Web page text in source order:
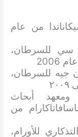
من عام
سي للسرطان،
جيه للسرطان،
أبحاث
من
للأورام،